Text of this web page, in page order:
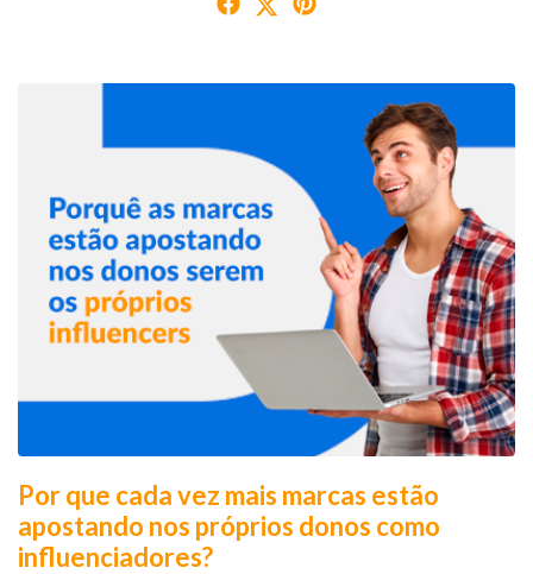
Por que cada vez mais marcas estão
apostando nos próprios donos como
influenciadores?